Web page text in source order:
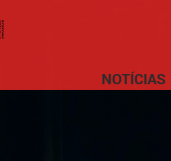
NOTÍCIAS